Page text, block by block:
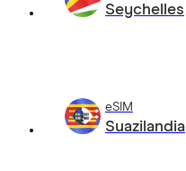
Seychelles
eSIM
Suazilandia